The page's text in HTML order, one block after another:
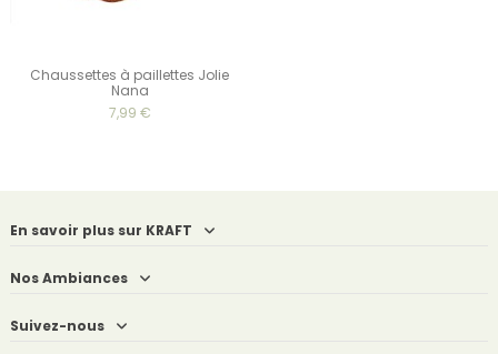
Chaussettes à paillettes Jolie
Nana
7,99 €
En savoir plus sur KRAFT
Nos Ambiances
Suivez-nous